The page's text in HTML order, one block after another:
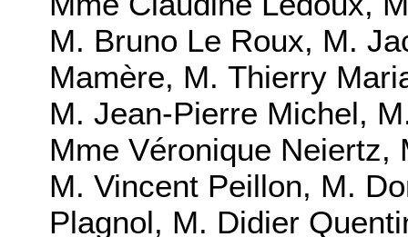
M. Bruno Le Roux, M.
Mamère, M. Thierry
M. Jean-Pierre Michel,
Mme Véronique Neiertz,
M. Vincent Peillon, M.
Plagnol, M. Didier